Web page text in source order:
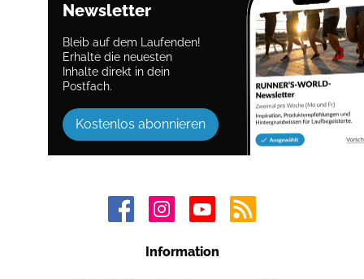
Newsletter
Bleib auf dem Laufenden!
Erhalte die neuesten
Inhalte direkt in dein
Postfach.
Kostenlos abonnieren
Information